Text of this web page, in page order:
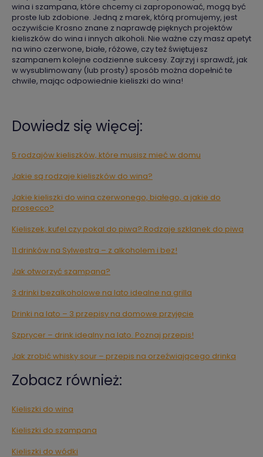
wina i szampana, które chcemy ci zaproponować, mogą być
proste lub zdobione. Jedną z marek, którą promujemy, jest
oczywiście Krosno znane z naprawdę pięknych projektów
kieliszków do wina i innych alkoholi. Nie ważne czy masz apetyt
na wino czerwone, białe, różowe, czy też świętujesz
szampanem kolejne codzienne sukcesy. Zajrzyj i sprawdź, jak
w wysublimowany (lub prosty) sposób można dopełnić te
chwile, mając odpowiednie kieliszki do wina!
Dowiedz się więcej:
5 rodzajów kieliszków, które musisz mieć w domu
Jakie są rodzaje kieliszków do wina?
Jakie kieliszki do wina czerwonego, białego, a jakie do
prosecco?
Kieliszek, kufel czy pokal do piwa? Rodzaje szklanek do piwa
11 drinków na Sylwestra – z alkoholem i bez!
Jak otworzyć szampana?
3 drinki bezalkoholowe na lato idealne na grilla
Drinki na lato – 3 przepisy na domowe przyjęcie
Szprycer – drink idealny na lato. Poznaj przepis!
Jak zrobić whisky sour – przepis na orzeźwiającego drinka
Zobacz również:
Kieliszki do wina
Kieliszki do szampana
Kieliszki do wódki